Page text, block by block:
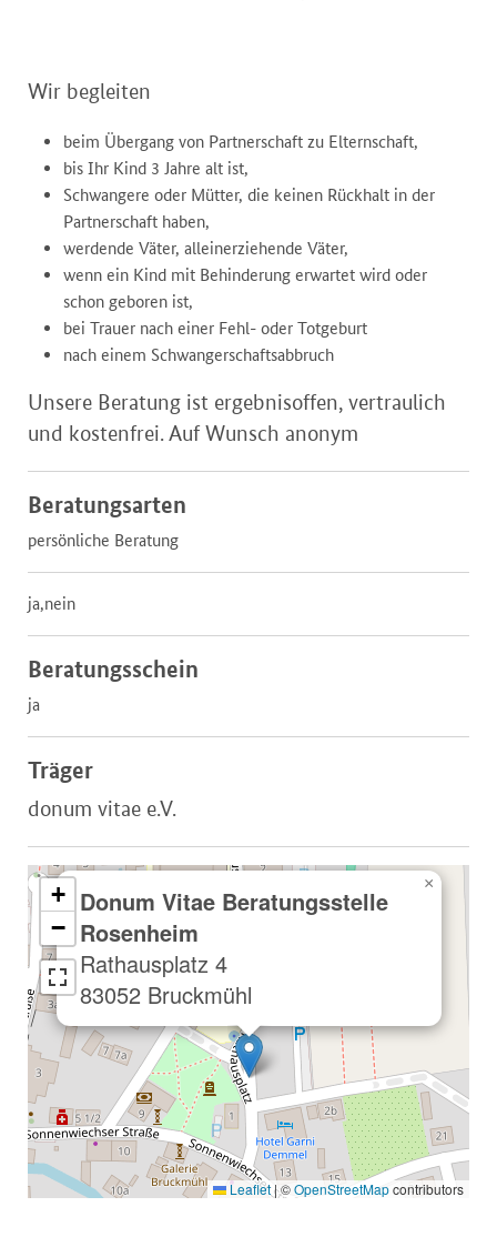
Wir begleiten
beim Übergang von Partnerschaft zu Elternschaft,
bis Ihr Kind 3 Jahre alt ist,
Schwangere oder Mütter, die keinen Rückhalt in der
Partnerschaft haben,
werdende Väter, alleinerziehende Väter,
wenn ein Kind mit Behinderung erwartet wird oder
schon geboren ist,
bei Trauer nach einer Fehl- oder Totgeburt
nach einem Schwangerschaftsabbruch
Unsere Beratung ist ergebnisoffen, vertraulich
und kostenfrei. Auf Wunsch anonym
Beratungsarten
persönliche Beratung
ja,nein
Beratungsschein
ja
Träger
donum vitae e.V.
Donum Vitae Beratungsstelle
Rosenheim
Rathausplatz 4
83052 Bruckmühl
×
+
−
Leaflet|©OpenStreetMapcontributors